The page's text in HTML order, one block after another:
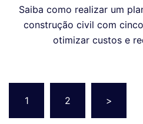
Saiba como realizar um
construção civil com
otimizar custos e
1 2 >